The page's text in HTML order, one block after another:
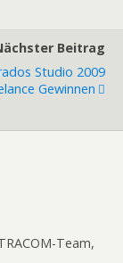
Beitrag
Studio 2009
Gewinnen
Team,